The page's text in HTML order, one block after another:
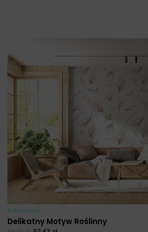
Fototapety
Delikatny Motyw Roślinny